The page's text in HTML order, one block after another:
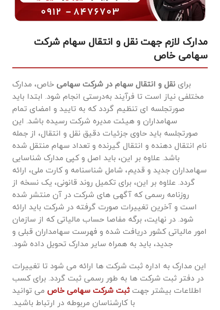
مدارک لازم جهت نقل و انتقال سهام شرکت
سهامی خاص
براینقل و انتقال سهام در شرکت‌ سهامیخاص، مدارک
مختلفی نیاز است تا فرآیند به‌درستی انجام شود. ابتدا باید
صورتجلسه‌ ای تنظیم گردد که به تایید و امضای تمام
سهامداران و هیئت مدیره شرکت رسیده باشد. این
صورتجلسه باید حاوی جزئیات دقیق نقل و انتقال، از جمله
نام انتقال ‌دهنده و انتقال‌ گیرنده و تعداد سهام منتقل شده
باشد. علاوه بر این، باید اصل و کپی مدارک شناسایی
سهامداران جدید و قدیم، شامل شناسنامه و کارت ملی، ارائه
گردد. علاوه بر این، برای تکمیل روند قانونی، یک نسخه از
روزنامه رسمی که آگهی‌ های شرکت در آن منتشر شده
است و آخرین تغییرات صورت گرفته در شرکت باید ارائه
شود. در نهایت، برگه مفاصا حساب مالیاتی که از سازمان
امور مالیاتی کشور دریافت شده و فهرست سهامداران قبلی و
جدید، باید به همراه سایر مدارک تحویل داده شود.
این مدارک به اداره ثبت شرکت ‌ها ارائه می‌ شود تا تغییرات
در دفتر ثبت شرکت ‌ها به‌ طور رسمی ثبت گردد. برای کسب
اطلاعات بیشتر جهتثبت شرکت سهامی خاص می توانید
با کارشناسان مربوطه در ارتباط باشید.